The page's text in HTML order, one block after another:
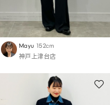
Mayu 152cm
神戸上津台店